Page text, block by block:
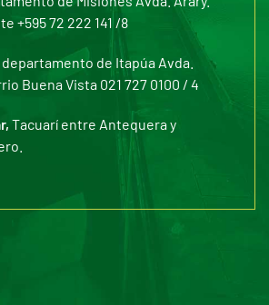
+595 72 222 141 /8
departamento de Itapúa Avda.
Buena Vista 021 727 0100 / 4
Tacuarí entre Antequera y